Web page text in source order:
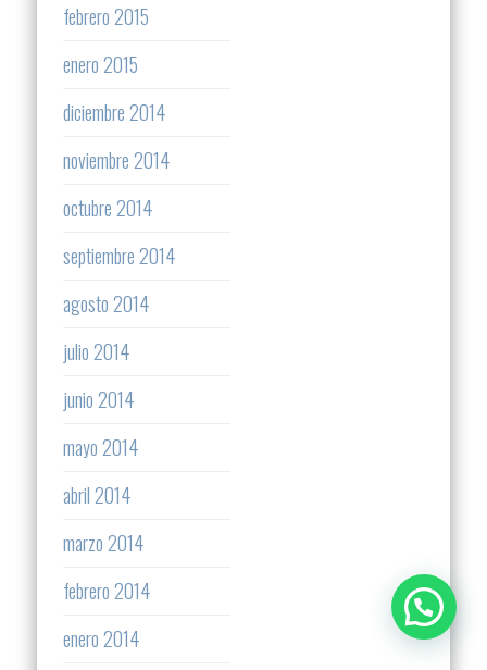
febrero 2015
enero 2015
diciembre 2014
noviembre 2014
octubre 2014
septiembre 2014
agosto 2014
julio 2014
junio 2014
mayo 2014
abril 2014
marzo 2014
febrero 2014
enero 2014